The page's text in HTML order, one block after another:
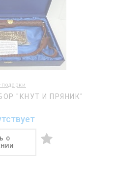
подарки
"КНУТ И ПРЯНИК"
О